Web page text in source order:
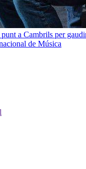
punt a Cambrils per
de Música